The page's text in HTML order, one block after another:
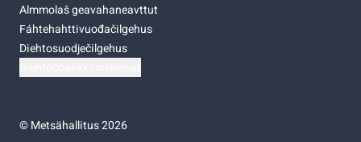
Almmolaš geavahaneavttut
Fáhtehahttivuođačilgehus
Diehtosuodječilgehus
©Metsähallitus 2026